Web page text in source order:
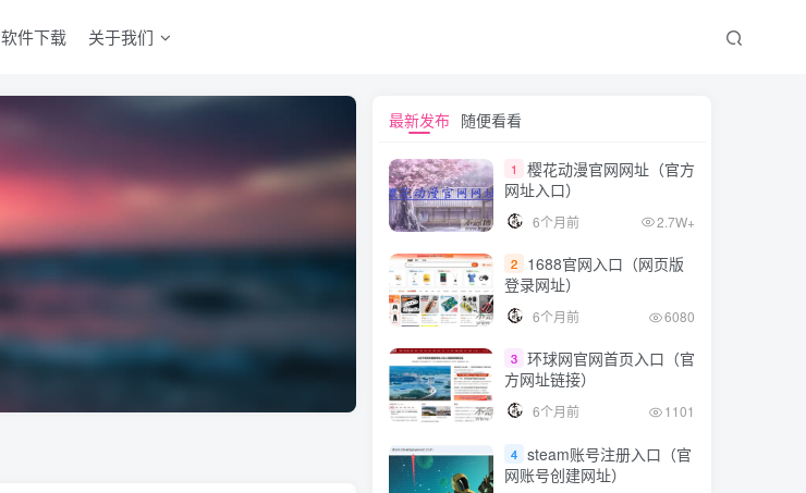
软件下载 关于我们
最新发布 随便看看
1
樱花动漫官网网址（官方
网址入口）
6个月前 2.7W+
2
1688官网入口（网页版
登录网址）
6个月前 6080
3 环球网官网首页入口（官
方网址链接）
6个月前 1101
4 steam账号注册入口（官
网账号创建网址）